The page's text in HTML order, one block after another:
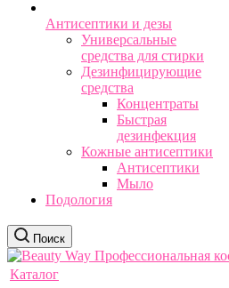
Антисептики и дезы
Универсальные
средства для стирки
Дезинфицирующие
средства
Концентраты
Быстрая
дезинфекция
Кожные антисептики
Антисептики
Мыло
Подология
Поиск
Каталог